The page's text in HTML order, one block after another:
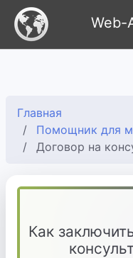
Web-
Главная
Помощник для
Договор на
Как